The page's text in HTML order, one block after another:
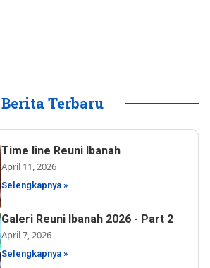
Berita Terbaru
Time line Reuni Ibanah
April 11, 2026
Selengkapnya »
Galeri Reuni Ibanah 2026 - Part 2
April 7, 2026
Selengkapnya »